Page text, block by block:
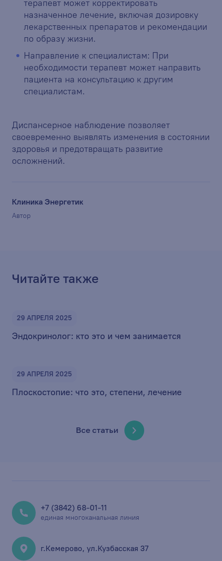
терапевт может корректировать
назначенное лечение, включая дозировку
лекарственных препаратов и рекомендации
по образу жизни.
Направление к специалистам: При
необходимости терапевт может направить
пациента на консультацию к другим
специалистам.
Диспансерное наблюдение позволяет
своевременно выявлять изменения в состоянии
здоровья и предотвращать развитие
осложнений.
Клиника Энергетик
Автор
Читайте также
ДЕТСКАЯ ЭНДОКРИНОЛОГИЯ
29 АПРЕЛЯ 2025
Эндокринолог: кто это и чем занимается
МЕДИЦИНСКИЙ МАССАЖ
ТРАВМАТОЛОГИЯ И ОРТОПЕДИЯ
29 АПРЕЛЯ 2025
Плоскостопие: что это, степени, лечение
Все статьи
+7 (3842) 68-01-11
единая многоканальная линия
г.Кемерово, ул.Кузбасская 37